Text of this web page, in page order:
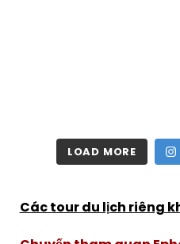
LOAD MORE
Các tour du lịch riêng